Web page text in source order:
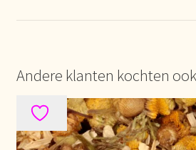
Meertaligheid
Mehrsprachigkeit
Andere klanten kochten ook